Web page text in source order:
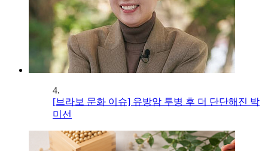
4.
[브라보 문화 이슈] 유방암 투병 후 더 단단해진 박
미선